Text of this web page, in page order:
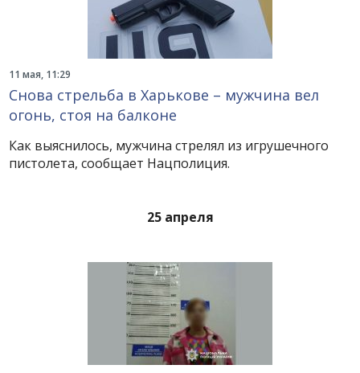
11 мая, 11:29
Снова стрельба в Харькове – мужчина вел
огонь, стоя на балконе
Как выяснилось, мужчина стрелял из игрушечного
пистолета, сообщает Нацполиция.
25 апреля